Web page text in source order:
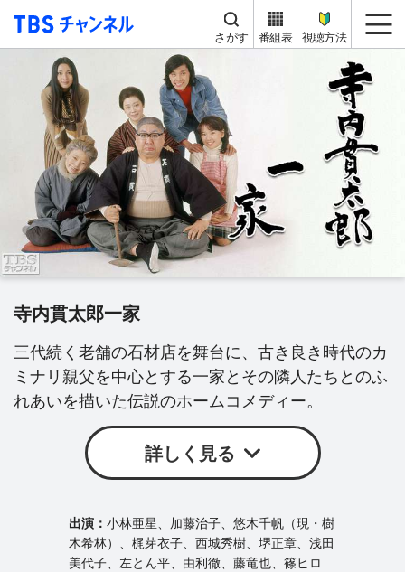
TBS チャンネル
さがす 番組表 視聴方法
寺内貫太郎一家
三代続く老舗の石材店を舞台に、古き良き時代のカ
ミナリ親父を中心とする一家とその隣人たちとのふ
れあいを描いた伝説のホームコメディー。
詳しく見る
小林亜星、加藤治子、悠木千帆（現・樹
木希林）、梶芽衣子、西城秀樹、堺正章、浅田
美代子、左とん平、由利徹、藤竜也、篠ヒロ